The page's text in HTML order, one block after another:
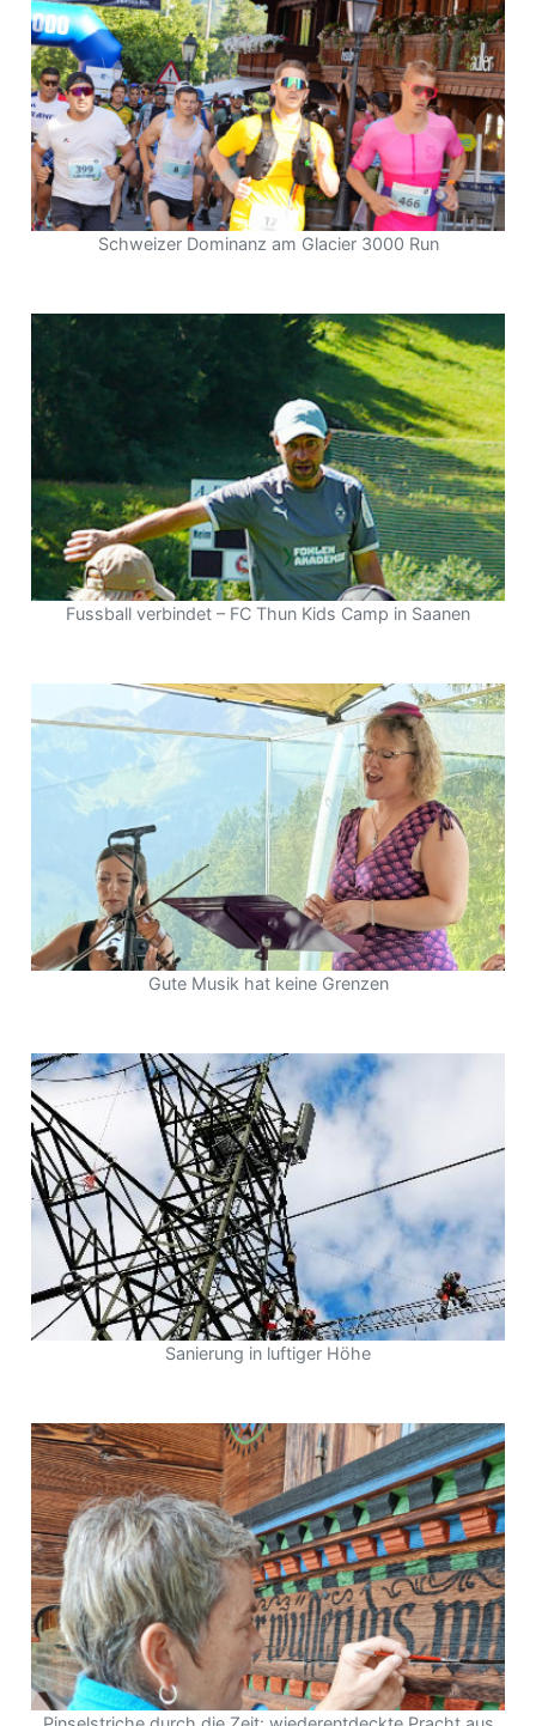
Schweizer Dominanz am Glacier 3000 Run
Fussball verbindet – FC Thun Kids Camp in Saanen
Gute Musik hat keine Grenzen
Sanierung in luftiger Höhe